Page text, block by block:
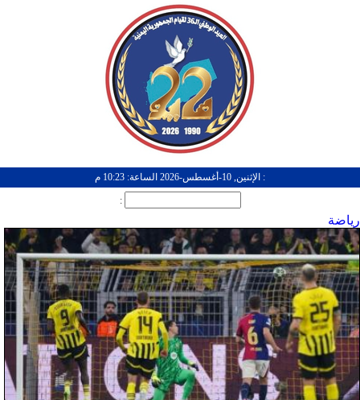
: الإثنين, 10-أغسطس-2026 الساعة: 10:23 م
:
رياضة